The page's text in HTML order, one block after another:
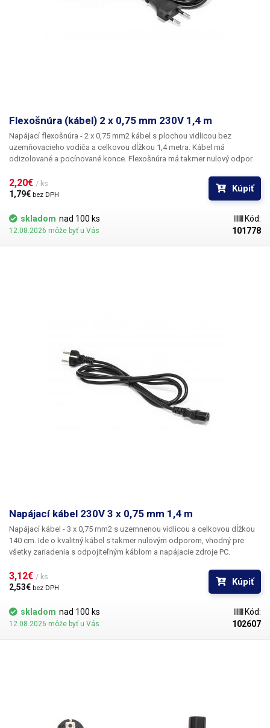
Flexošnúra (kábel) 2 x 0,75 mm 230V 1,4 m
Napájací flexošnúra - 2 x 0,75 mm2 kábel s plochou vidlicou bez
uzemňovacieho vodiča a celkovou dĺžkou 1,4 metra. Kábel má
odizolované a pocínované konce. Flexošnúra má takmer nulový odpor.
2,20€ / ks
1,79€ bez DPH
Kúpiť
skladom nad 100 ks
12.08.2026 môže byť u Vás
Kód:
101778
Napájací kábel 230V 3 x 0,75 mm 1,4 m
Napájací kábel - 3 x 0,75 mm2 s uzemnenou vidlicou a celkovou dĺžkou
140 cm. Ide o kvalitný kábel s takmer nulovým odporom, vhodný pre
všetky zariadenia s odpojiteľným káblom a napájacie zdroje PC.
3,12€ / ks
2,53€ bez DPH
Kúpiť
skladom nad 100 ks
12.08.2026 môže byť u Vás
Kód:
102607